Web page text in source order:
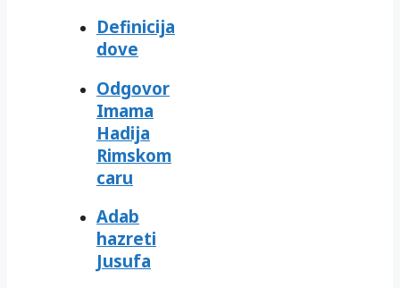
Definicija
dove
Odgovor
Imama
Hadija
Rimskom
caru
Adab
hazreti
Jusufa